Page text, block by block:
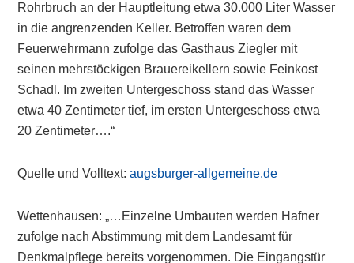
Rohrbruch an der Hauptleitung etwa 30.000 Liter Wasser
in die angrenzenden Keller. Betroffen waren dem
Feuerwehrmann zufolge das Gasthaus Ziegler mit
seinen mehrstöckigen Brauereikellern sowie Feinkost
Schadl. Im zweiten Untergeschoss stand das Wasser
etwa 40 Zentimeter tief, im ersten Untergeschoss etwa
20 Zentimeter….“
Quelle und Volltext:augsburger-allgemeine.de
Wettenhausen: „…Einzelne Umbauten werden Hafner
zufolge nach Abstimmung mit dem Landesamt für
Denkmalpflege bereits vorgenommen. Die Eingangstür